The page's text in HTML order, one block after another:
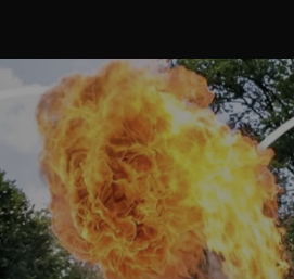
🐍REPTIELENSHOW